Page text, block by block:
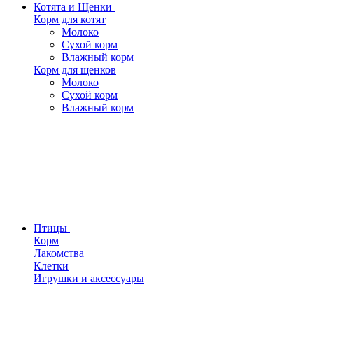
Котята и Щенки
Корм для котят
Молоко
Сухой корм
Влажный корм
Корм для щенков
Молоко
Сухой корм
Влажный корм
Птицы
Корм
Лакомства
Клетки
Игрушки и аксессуары